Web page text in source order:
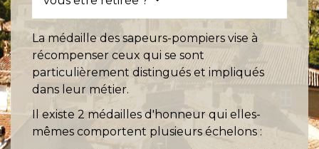
La médaille des sapeurs-pompiers vise à
récompenser ceux qui se sont
particulièrement distingués et impliqués
dans leur métier.
Il existe 2 médailles d'honneur qui elles-
mêmes comportent plusieurs échelons :